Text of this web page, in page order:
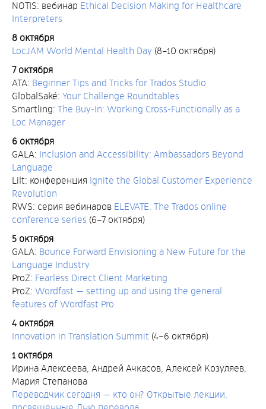
NOTIS: вебинар Ethical Decision Making for Healthcare
Interpreters
8 октября
LocJAM World Mental Health Day (8–10 октября)
7 октября
ATA: Beginner Tips and Tricks for Trados Studio
GlobalSaké: Your Challenge Roundtables
Smartling: The Buy-In: Working Cross-Functionally as a
Loc Manager
6 октября
GALA:
Inclusion and Accessibility: Ambassadors Beyond
Language
Lilt: конференция
Ignite the Global Customer Experience
Revolution
RWS: серия вебинаров ELEVATE: The Trados online
conference series (6–7 октября)
5 октября
GALA: Bounce Forward Envisioning a New Future for the
Language Industry
ProZ: Fearless Direct Client Marketing
ProZ: Wordfast — setting up and using the general
features of Wordfast Pro
4 октября
Innovation in Translation Summit (4–6 октября)
1 октября
Ирина Алексеева, Андрей Ачкасов, Алексей Козуляев,
Мария Степанова
Переводчик сегодня — кто он? Открытые лекции,